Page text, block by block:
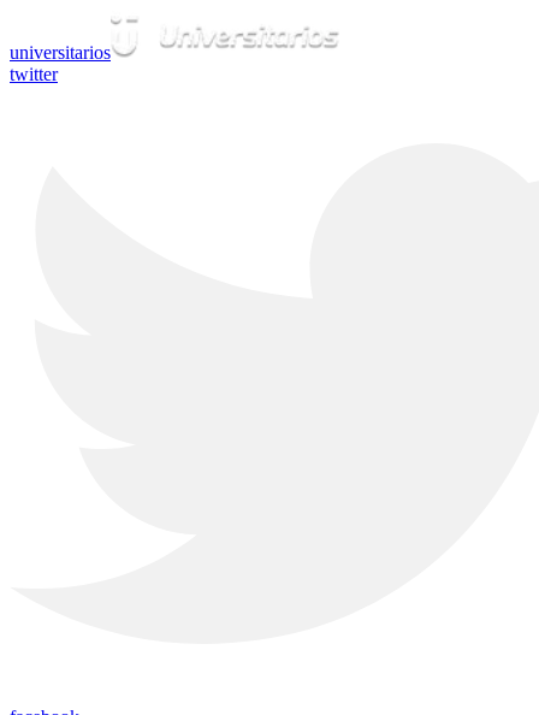
universitarios
twitter